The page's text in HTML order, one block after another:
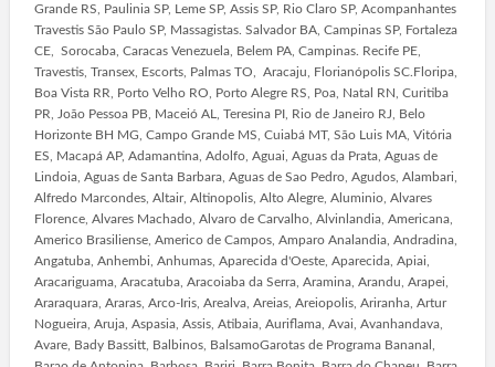
Grande RS, Paulinia SP, Leme SP, Assis SP, Rio Claro SP, Acompanhantes
Travestis São Paulo SP, Massagistas. Salvador BA, Campinas SP, Fortaleza
CE, Sorocaba, Caracas Venezuela, Belem PA, Campinas. Recife PE,
Travestis, Transex, Escorts, Palmas TO, Aracaju, Florianópolis SC.Floripa,
Boa Vista RR, Porto Velho RO, Porto Alegre RS, Poa, Natal RN, Curitiba
PR, João Pessoa PB, Maceió AL, Teresina PI, Rio de Janeiro RJ, Belo
Horizonte BH MG, Campo Grande MS, Cuiabá MT, São Luis MA, Vitória
ES, Macapá AP, Adamantina, Adolfo, Aguai, Aguas da Prata, Aguas de
Lindoia, Aguas de Santa Barbara, Aguas de Sao Pedro, Agudos, Alambari,
Alfredo Marcondes, Altair, Altinopolis, Alto Alegre, Aluminio, Alvares
Florence, Alvares Machado, Alvaro de Carvalho, Alvinlandia, Americana,
Americo Brasiliense, Americo de Campos, Amparo Analandia, Andradina,
Angatuba, Anhembi, Anhumas, Aparecida d'Oeste, Aparecida, Apiai,
Aracariguama, Aracatuba, Aracoiaba da Serra, Aramina, Arandu, Arapei,
Araraquara, Araras, Arco-Iris, Arealva, Areias, Areiopolis, Ariranha, Artur
Nogueira, Aruja, Aspasia, Assis, Atibaia, Auriflama, Avai, Avanhandava,
Avare, Bady Bassitt, Balbinos, BalsamoGarotas de Programa Bananal,